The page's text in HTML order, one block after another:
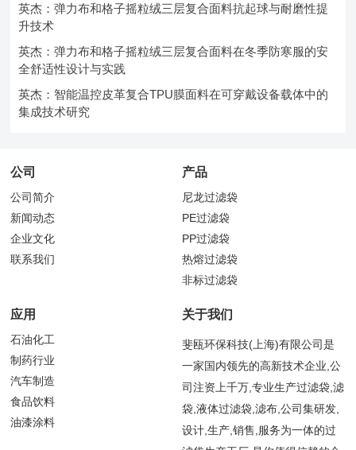
英杰：弹力布和格子摇粒绒三层复合面料抗起球与耐磨性提
升技术
英杰：弹力布和格子摇粒绒三层复合面料在冬季防寒服的安
全舒适性设计与实践
英杰：智能温控皮革复合TPU膜面料在可穿戴设备载体中的
集成技术研究
公司
公司简介
新闻动态
企业文化
联系我们
产品
尼龙过滤袋
PE过滤袋
PP过滤袋
热熔过滤袋
非标过滤袋
应用
石油化工
制药行业
汽车制造
食品饮料
油漆涂料
关于我们
斐瓯环保科技(上海)有限公司是
一家国内领先的高新技术企业,公
司注资上千万,专业生产过滤袋,滤
袋,液体过滤袋,滤布,公司集研发,
设计,生产,销售,服务为一体的过